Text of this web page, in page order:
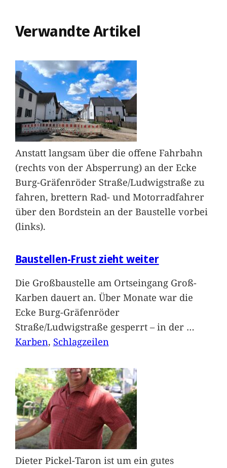
Verwandte Artikel
Anstatt langsam über die offene Fahrbahn
(rechts von der Absperrung) an der Ecke
Burg-Gräfenröder Straße/Ludwigstraße zu
fahren, brettern Rad- und Motorradfahrer
über den Bordstein an der Baustelle vorbei
(links).
Baustellen-Frust zieht weiter
Die Großbaustelle am Ortseingang Groß-
Karben dauert an. Über Monate war die
Ecke Burg-Gräfenröder
Straße/Ludwigstraße gesperrt – in der …
Karben, Schlagzeilen
Dieter Pickel-Taron ist um ein gutes